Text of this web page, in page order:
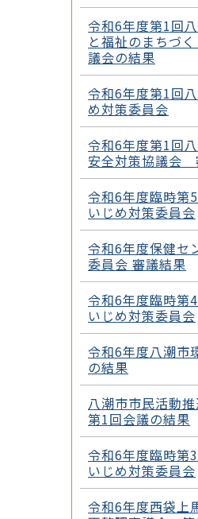
令和6年度第1回
と福祉のまちづ
議会の結果
令和6年度第1回
め対策委員会
令和6年度第1回
安全対策協議会
令和6年度臨時第
いじめ対策委員会
令和6年度保健セ
委員会 審議結果
令和6年度臨時第
いじめ対策委員会
令和6年度八潮市
の結果
八潮市市民活動
第1回会議の結果
令和6年度臨時第
いじめ対策委員会
令和6年度西袋上